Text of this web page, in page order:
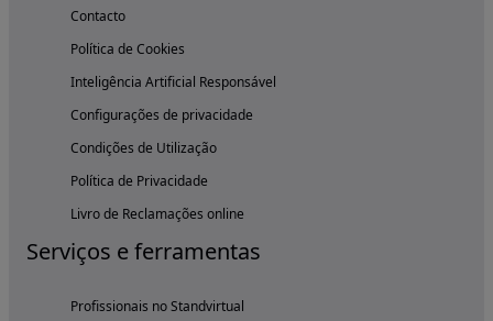
Contacto
Política de Cookies
Inteligência Artificial Responsável
Configurações de privacidade
Condições de Utilização
Política de Privacidade
Livro de Reclamações online
Serviços e ferramentas
Profissionais no Standvirtual